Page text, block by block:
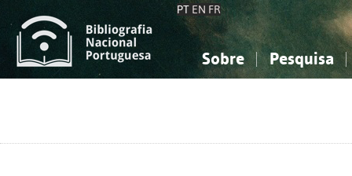
PT EN FR
Sobre Pesquisa